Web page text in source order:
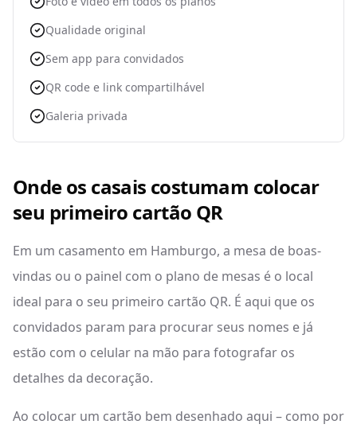
Qualidade original
Sem app para convidados
QR code e link compartilhável
Galeria privada
Onde os casais costumam colocar
seu primeiro cartão QR
Em um casamento em Hamburgo, a mesa de boas-
vindas ou o painel com o plano de mesas é o local
ideal para o seu primeiro cartão QR. É aqui que os
convidados param para procurar seus nomes e já
estão com o celular na mão para fotografar os
detalhes da decoração.
Ao colocar um cartão bem desenhado aqui – como por